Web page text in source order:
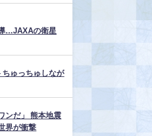
…JAXAの衛星
ゅっちゅしなが
ンだ」 熊本地震
界が衝撃